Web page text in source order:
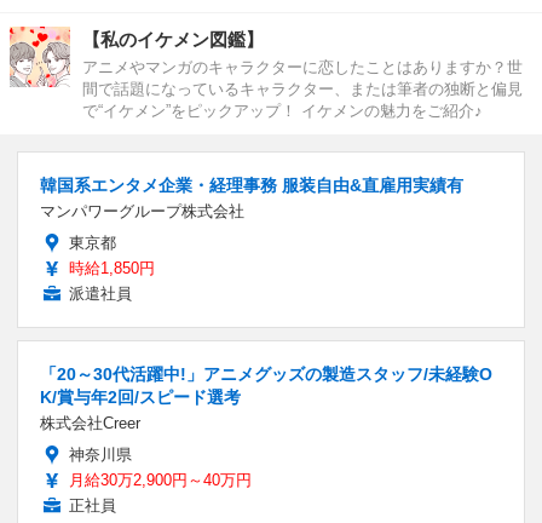
【私のイケメン図鑑】
アニメやマンガのキャラクターに恋したことはありますか？世
間で話題になっているキャラクター、または筆者の独断と偏見
で“イケメン”をピックアップ！ イケメンの魅力をご紹介♪
韓国系エンタメ企業・経理事務 服装自由&直雇用実績有
マンパワーグループ株式会社
東京都
時給1,850円
派遣社員
「20～30代活躍中!」アニメグッズの製造スタッフ/未経験O
K/賞与年2回/スピード選考
株式会社Creer
神奈川県
月給30万2,900円～40万円
正社員